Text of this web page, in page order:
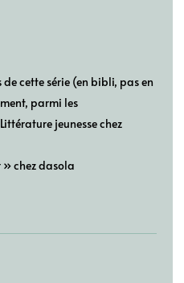
de cette série (en bibli, pas en
parmi les
jeunesse chez
chez dasola